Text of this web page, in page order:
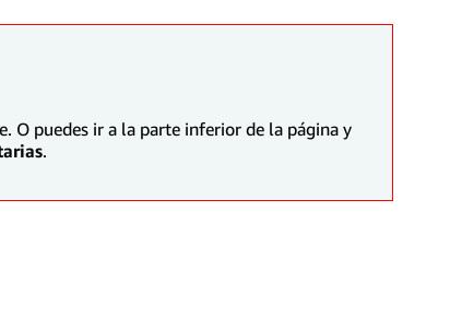
O puedes ir a la parte inferior de la página y
.